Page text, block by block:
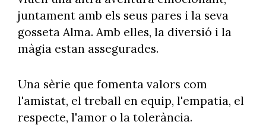
juntament amb els seus pares i la seva
gosseta Alma. Amb elles, la diversió i la
màgia estan assegurades.
Una sèrie que fomenta valors com
l'amistat, el treball en equip, l'empatia, el
respecte, l'amor o la tolerància.